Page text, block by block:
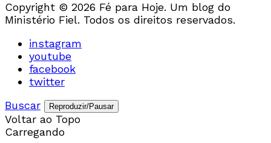
Copyright © 2026 Fé para Hoje. Um blog do
Ministério Fiel. Todos os direitos reservados.
instagram
youtube
facebook
twitter
Buscar
Reproduzir/Pausar
Voltar ao Topo
Carregando